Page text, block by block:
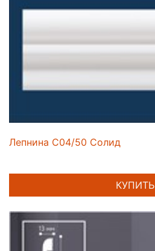
Лепнина C04/50 Солид
КУПИТЬ